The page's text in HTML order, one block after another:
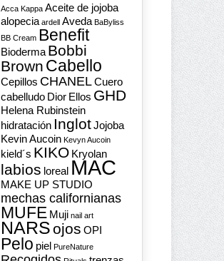
Acca Kappa Aceite de jojoba
alopecia ardell Aveda BaByliss
BB Cream Benefit
Bioderma Bobbi
Brown Cabello
Cepillos CHANELCuero
cabelludo Dior Ellos GHD
Helena Rubinstein
hidratación InglotJojoba
Kevin Aucoin Kevyn Aucoin
kield´s KIKO Kryolan
labios loreal MAC
MAKE UP STUDIO
mechas californianas
MUFE Muji nail art
NARSojos OPI
Pelo piel PureNature